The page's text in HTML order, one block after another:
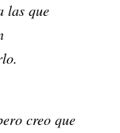
las que
creo que